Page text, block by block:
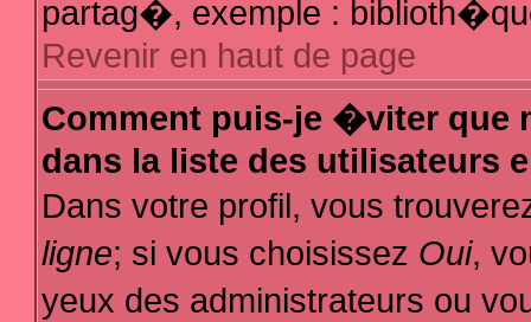
partag�, exemple :
Revenir en haut de page
Comment puis-je �viter que
dans la liste des utilisateurs
Dans votre profil, vous
ligne; si vous choisissez Oui,
yeux des administrateurs ou